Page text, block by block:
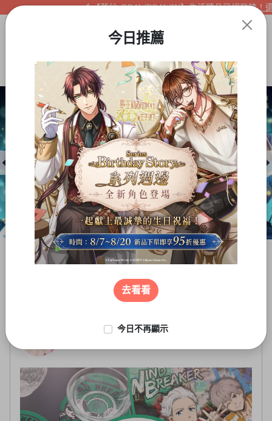
【夢谷xDRAWDRAWIN】生活精品已經登陸！還不
今日推薦
去看看
今日不再顯示